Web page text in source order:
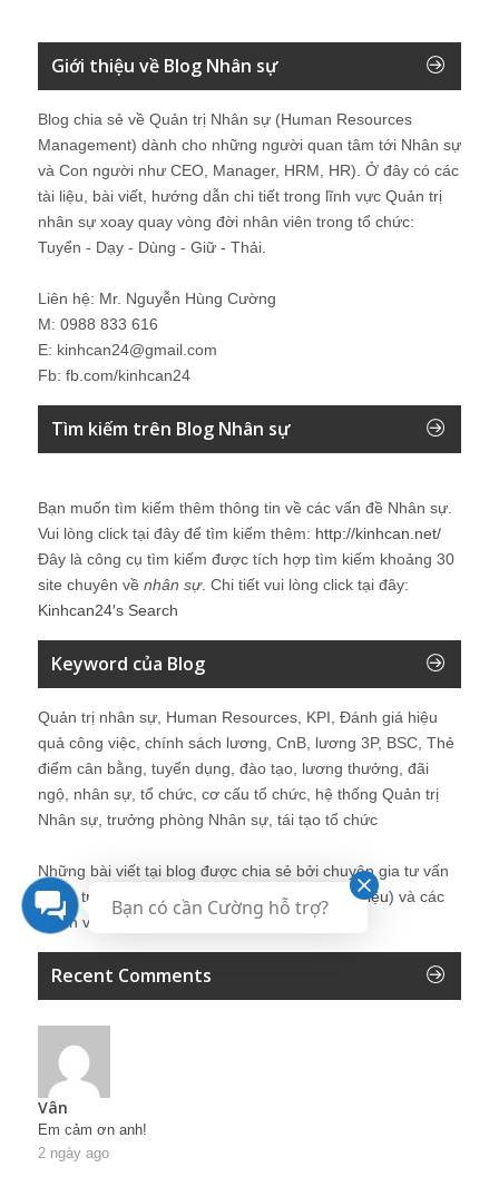
Giới thiệu về Blog Nhân sự
Blog chia sẻ về Quản trị Nhân sự (Human Resources
Management) dành cho những người quan tâm tới Nhân sự
và Con người như CEO, Manager, HRM, HR). Ở đây có các
tài liệu, bài viết, hướng dẫn chi tiết trong lĩnh vực Quản trị
nhân sự xoay quay vòng đời nhân viên trong tổ chức:
Tuyển - Dạy - Dùng - Giữ - Thải.
Liên hệ: Mr. Nguyễn Hùng Cường
M: 0988 833 616
E: kinhcan24@gmail.com
Fb: fb.com/kinhcan24
Tìm kiếm trên Blog Nhân sự
Bạn muốn tìm kiếm thêm thông tin về các vấn đề Nhân sự
Vui lòng click tại đây để tìm kiếm thêm: http://kinhcan.net/
Đây là công cụ tìm kiếm được tích hợp tìm kiếm khoảng 30
site chuyên về nhân sự. Chi tiết vui lòng click tại đây:
Kinhcan24′s Search
Keyword của Blog
Quản trị nhân sự, Human Resources, KPI, Đánh giá hiệu
quả công việc, chính sách lương, CnB, lương 3P, BSC, Thẻ
điểm cân bằng, tuyển dụng, đào tạo, lương thưởng, đãi
ngộ, nhân sự, tổ chức, cơ cấu tổ chức, hệ thống Quản trị
Nhân sự, trưởng phòng Nhân sự, tái tạo tổ chức
Những bài viết tại blog được chia sẻ bởi chuyên gia tư vấn
Quản trị Nhân sự Nguyễn Hùng Cường (
giới thiệu) và các
thành viên khác trong cộng đồng Nhân sự.
Recent Comments
Vân
Em cảm ơn anh!
2 ngày ago
Bạn có cần Cường hỗ trợ?